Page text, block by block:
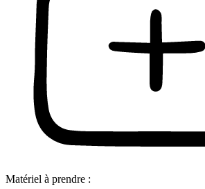
Matériel à prendre :